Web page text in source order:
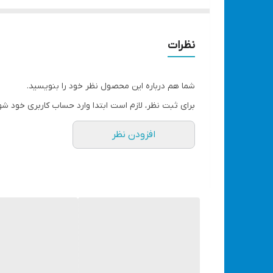
۵۰۰ گرم
نظرات
شما هم درباره این محصول نظر خود را بنویسید.
برای ثبت نظر، لازم است ابتدا وارد حساب کاربری خود
افزودن نظر